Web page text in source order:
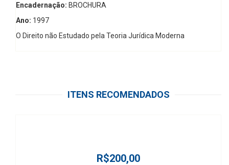
Encadernação: BROCHURA
Ano: 1997
O Direito não Estudado pela Teoria Jurídica Moderna
ITENS RECOMENDADOS
R$200,00